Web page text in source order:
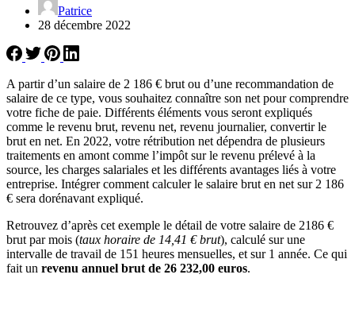
Patrice
28 décembre 2022
A partir d’un salaire de 2 186 € brut ou d’une recommandation de
salaire de ce type, vous souhaitez connaître son net pour comprendre
votre fiche de paie. Différents éléments vous seront expliqués
comme le revenu brut, revenu net, revenu journalier, convertir le
brut en net. En 2022, votre rétribution net dépendra de plusieurs
traitements en amont comme l’impôt sur le revenu prélevé à la
source, les charges salariales et les différents avantages liés à votre
entreprise. Intégrer comment calculer le salaire brut en net sur 2 186
€ sera dorénavant expliqué.
Retrouvez d’après cet exemple le détail de votre salaire de 2186 €
brut par mois (taux horaire de 14,41 € brut), calculé sur une
intervalle de travail de 151 heures mensuelles, et sur 1 année. Ce qui
fait un revenu annuel brut de 26 232,00 euros.